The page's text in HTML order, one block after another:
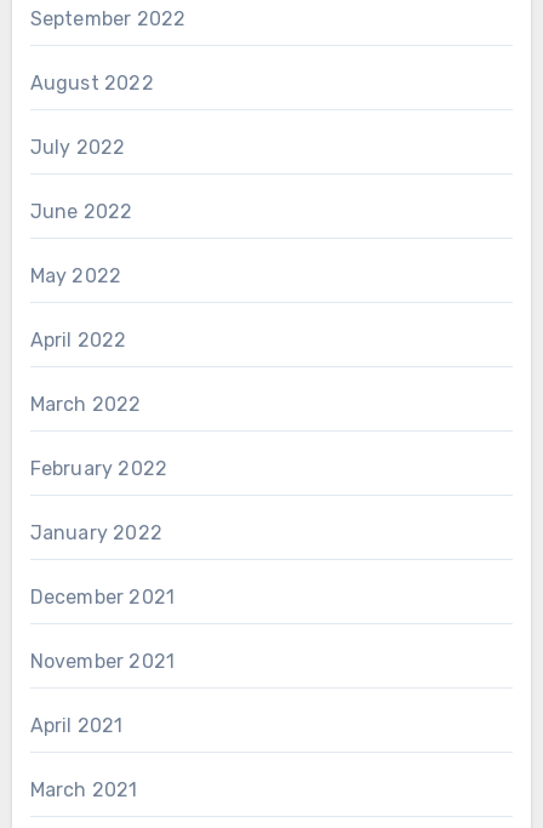
September 2022
August 2022
July 2022
June 2022
May 2022
April 2022
March 2022
February 2022
January 2022
December 2021
November 2021
April 2021
March 2021